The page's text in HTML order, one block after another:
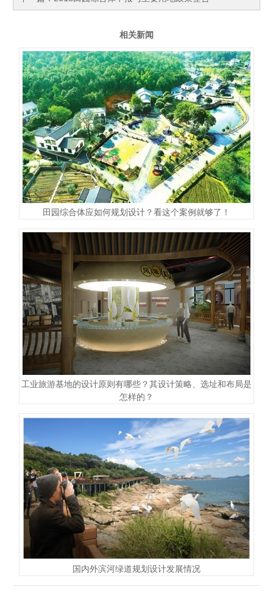
相关新闻
田园综合体应如何规划设计？看这个案例就够了！
工业旅游基地的设计原则有哪些？其设计策略、选址和布局是
怎样的？
国内外滨河绿道规划设计发展情况